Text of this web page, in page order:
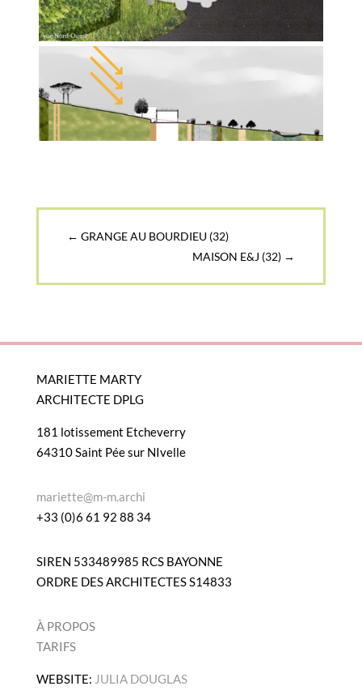
←GRANGE AU BOURDIEU (32)
MAISON E&J (32)→
MARIETTE MARTY
ARCHITECTE DPLG
181 lotissement Etcheverry
64310 Saint Pée sur NIvelle
mariette@m-m.archi
+33 (0)6 61 92 88 34
SIREN 533489985 RCS BAYONNE
ORDRE DES ARCHITECTES S14833
À PROPOS
TARIFS
WEBSITE: JULIA DOUGLAS